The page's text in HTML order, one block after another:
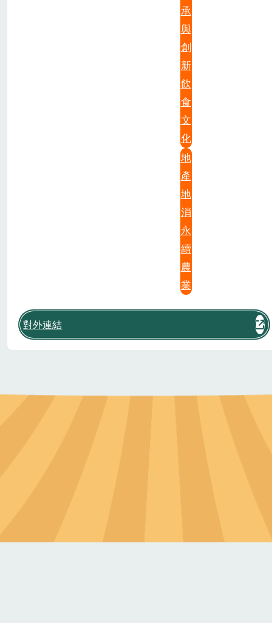
承
與
創
新
飲
食
文
化
地
產
地
消
永
續
農
業
對外連結